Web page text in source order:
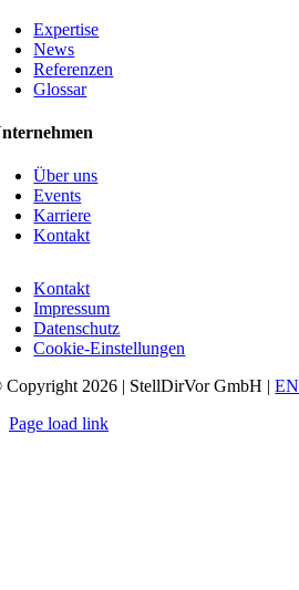
Expertise
News
Referenzen
Glossar
Über uns
Events
Karriere
Kontakt
Kontakt
Impressum
Datenschutz
Cookie-Einstellungen
Copyright 2026 | StellDirVor GmbH |EN
Page load link